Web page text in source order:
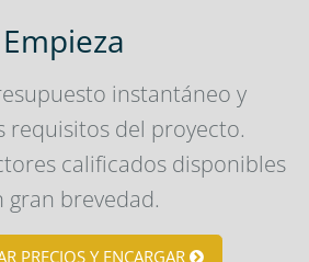
Empieza
instantáneo y
requisitos del proyecto.
calificados disponibles
gran brevedad.
PRECIOS Y ENCARGAR